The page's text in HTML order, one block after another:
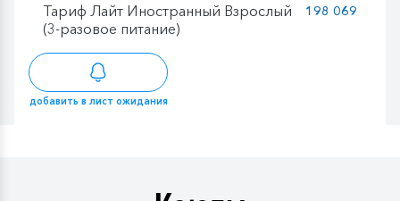
Тариф Лайт Иностранный Взрослый
(3-разовое питание)
198 069
добавить в лист ожидания